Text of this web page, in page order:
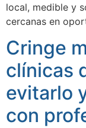
local, medible y
cercanas en
Cringe
clínicas
evitarlo
con